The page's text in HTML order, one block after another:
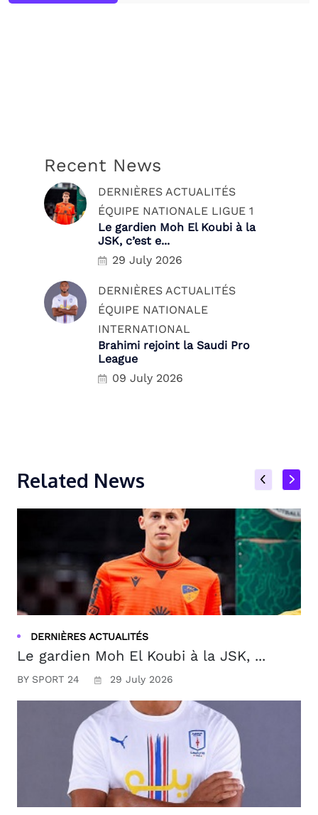
Recent News
DERNIÈRES ACTUALITÉS
ÉQUIPE NATIONALE LIGUE 1
Le gardien Moh El Koubi à la
JSK, c’est e...
29 July 2026
DERNIÈRES ACTUALITÉS
ÉQUIPE NATIONALE
INTERNATIONAL
Brahimi rejoint la Saudi Pro
League
09 July 2026
Related News
DERNIÈRES ACTUALITÉS
Le gardien Moh El Koubi à la JSK, ...
BY SPORT 24 29 July 2026